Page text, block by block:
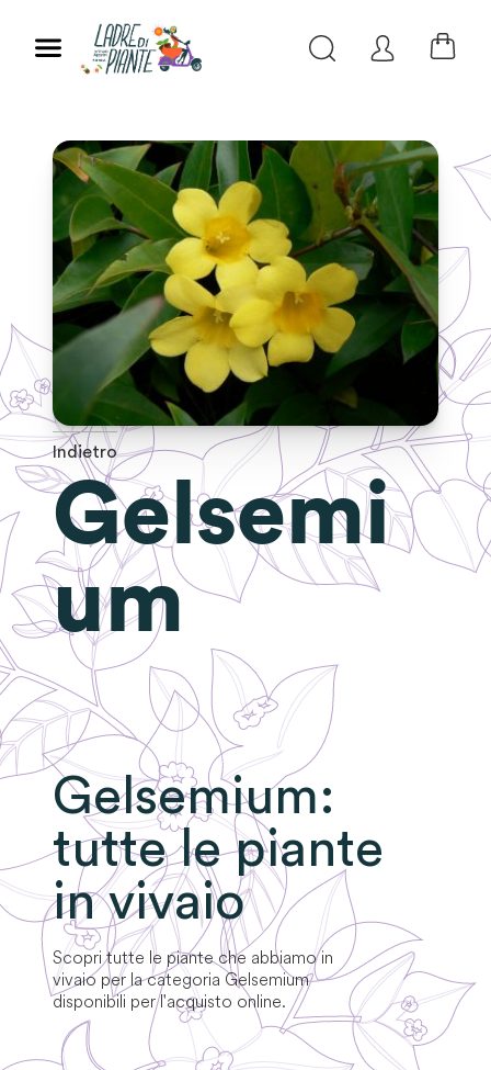
Indietro
Gelsemi
um
Gelsemium:
tutte le piante
in vivaio
Scopri tutte le piante che abbiamo in
vivaio per la categoria Gelsemium
disponibili per l'acquisto online.